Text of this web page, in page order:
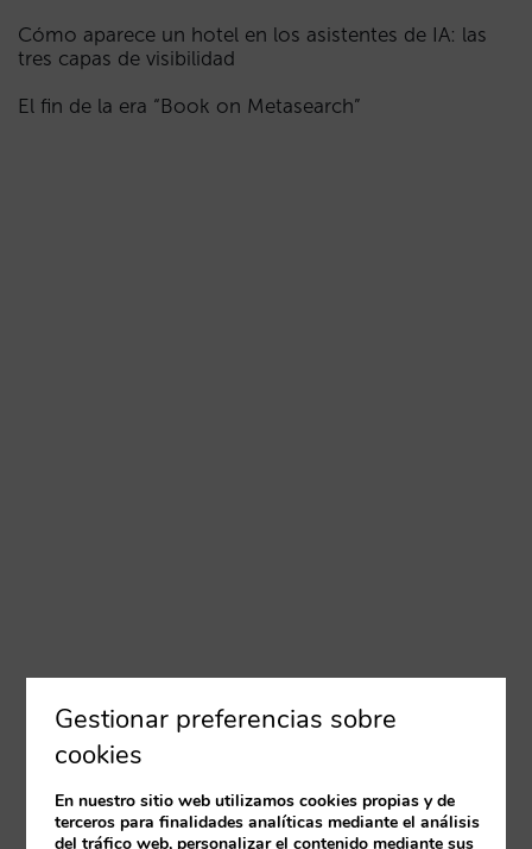
Cómo aparece un hotel en los asistentes de IA: las
tres capas de visibilidad
El fin de la era “Book on Metasearch”
Gestionar preferencias sobre
cookies
En nuestro sitio web utilizamos cookies propias y de
terceros para finalidades analíticas mediante el análisis
del tráfico web, personalizar el contenido mediante sus